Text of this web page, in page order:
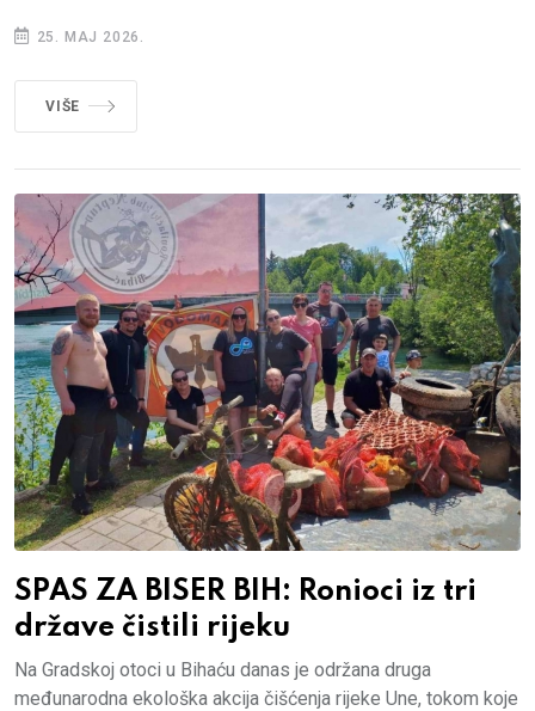
25. MAJ 2026.
VIŠE
SPAS ZA BISER BIH: Ronioci iz tri
države čistili rijeku
Na Gradskoj otoci u Bihaću danas je održana druga
međunarodna ekološka akcija čišćenja rijeke Une, tokom koje